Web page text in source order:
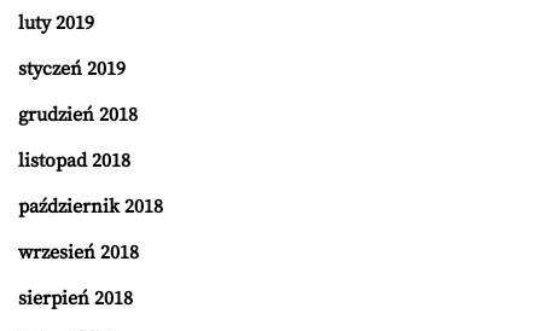
luty 2019
styczeń 2019
grudzień 2018
listopad 2018
październik 2018
wrzesień 2018
sierpień 2018